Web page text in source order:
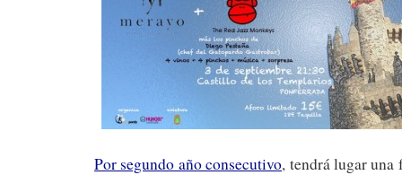
Por segundo año consecutivo, tendrá lugar